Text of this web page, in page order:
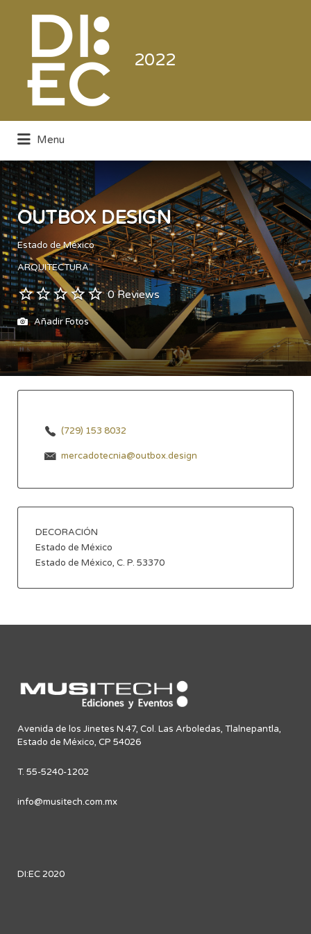
2022
Electrónica de Consumo y Comercial
Buscar
Menu
OUTBOX DESIGN
Estado de México
ARQUITECTURA
0 Reviews
Añadir Fotos
(729) 153 8032
mercadotecnia@outbox.design
DECORACIÓN
Estado de México
Estado de México, C. P. 53370
Avenida de los Jinetes N.47, Col. Las Arboledas, Tlalnepantla,
Estado de México, CP 54026
T. 55-5240-1202
info@musitech.com.mx
DI:EC 2020